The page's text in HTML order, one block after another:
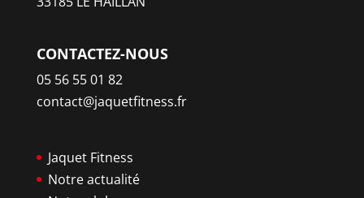
CONTACTEZ-NOUS
05 56 55 01 82
contact@jaquetfitness.fr
Jaquet Fitness
Notre actualité